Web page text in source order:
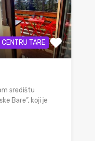
TARE
središtu
Bare”, koji je